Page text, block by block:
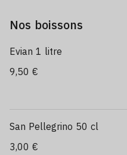
Nos boissons
Evian 1 litre
9,50 €
San Pellegrino 50 cl
3,00 €